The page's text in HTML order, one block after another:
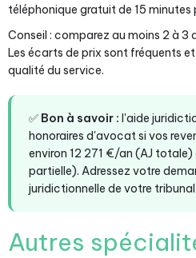
téléphonique gratuit de 15
Conseil : comparez au moins 2 à
Les écarts de prix sont fréquents
qualité du service.
✅ Bon à savoir : l'aide
honoraires d'avocat si vos
environ 12 271 €/an (AJ
partielle). Adressez votre
juridictionnelle de votre
Autres